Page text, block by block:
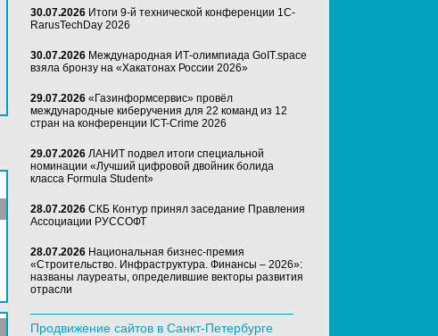
30.07.2026 Итоги 9-й технической конференции 1C-
RarusTechDay 2026
30.07.2026 Международная ИТ-олимпиада GoIT.space
взяла бронзу на «Хакатонах России 2026»
29.07.2026 «Газинформсервис» провёл
международные киберучения для 22 команд из 12
стран на конференции ICT-Crime 2026
29.07.2026 ЛАНИТ подвел итоги специальной
номинации «Лучший цифровой двойник болида
класса Formula Student»
28.07.2026 СКБ Контур принял заседание Правления
Ассоциации РУССОФТ
28.07.2026 Национальная бизнес-премия
«Строительство. Инфраструктура. Финансы – 2026»:
названы лауреаты, определившие векторы развития
отрасли
Продвижение сайтов в Санкт-Петербурге